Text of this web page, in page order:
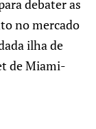
debater as
no mercado
ilha de
de Miami-